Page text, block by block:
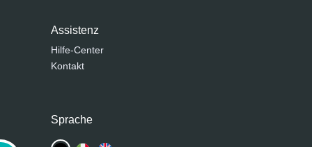
Assistenz
Hilfe-Center
Kontakt
Sprache